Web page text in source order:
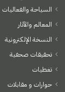
السياحة والفعاليات
المعالم والآثار
النسخة الإلكترونية
تحقيقات صحفية
تغطيات
حوارات و مقابلات